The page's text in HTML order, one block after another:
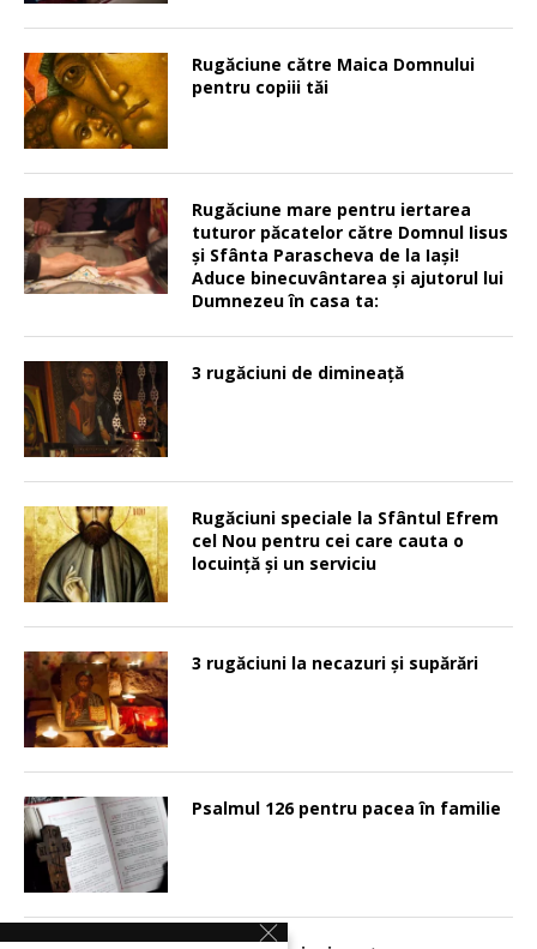
Rugăciune către Maica Domnului
pentru copiii tăi
Rugăciune mare pentru iertarea
tuturor păcatelor către Domnul Iisus
şi Sfânta Parascheva de la Iaşi!
Aduce binecuvântarea şi ajutorul lui
Dumnezeu în casa ta:
3 rugăciuni de dimineață
Rugăciuni speciale la Sfântul Efrem
cel Nou pentru cei care cauta o
locuinţă şi un serviciu
3 rugăciuni la necazuri și supărări
Psalmul 126 pentru pacea în familie